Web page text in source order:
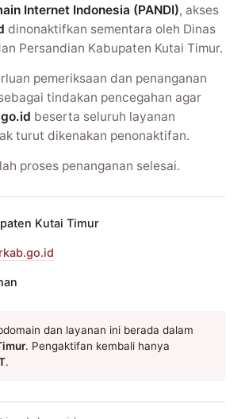
Internet Indonesia (PANDI), akses
dinonaktifkan sementara oleh Dinas
Persandian Kabupaten Kutai Timur.
pemeriksaan dan penanganan
tindakan pencegahan agar
beserta seluruh layanan
turut dikenakan penonaktifan.
proses penanganan selesai.
Kutai Timur
dan layanan ini berada dalam
. Pengaktifan kembali hanya
.